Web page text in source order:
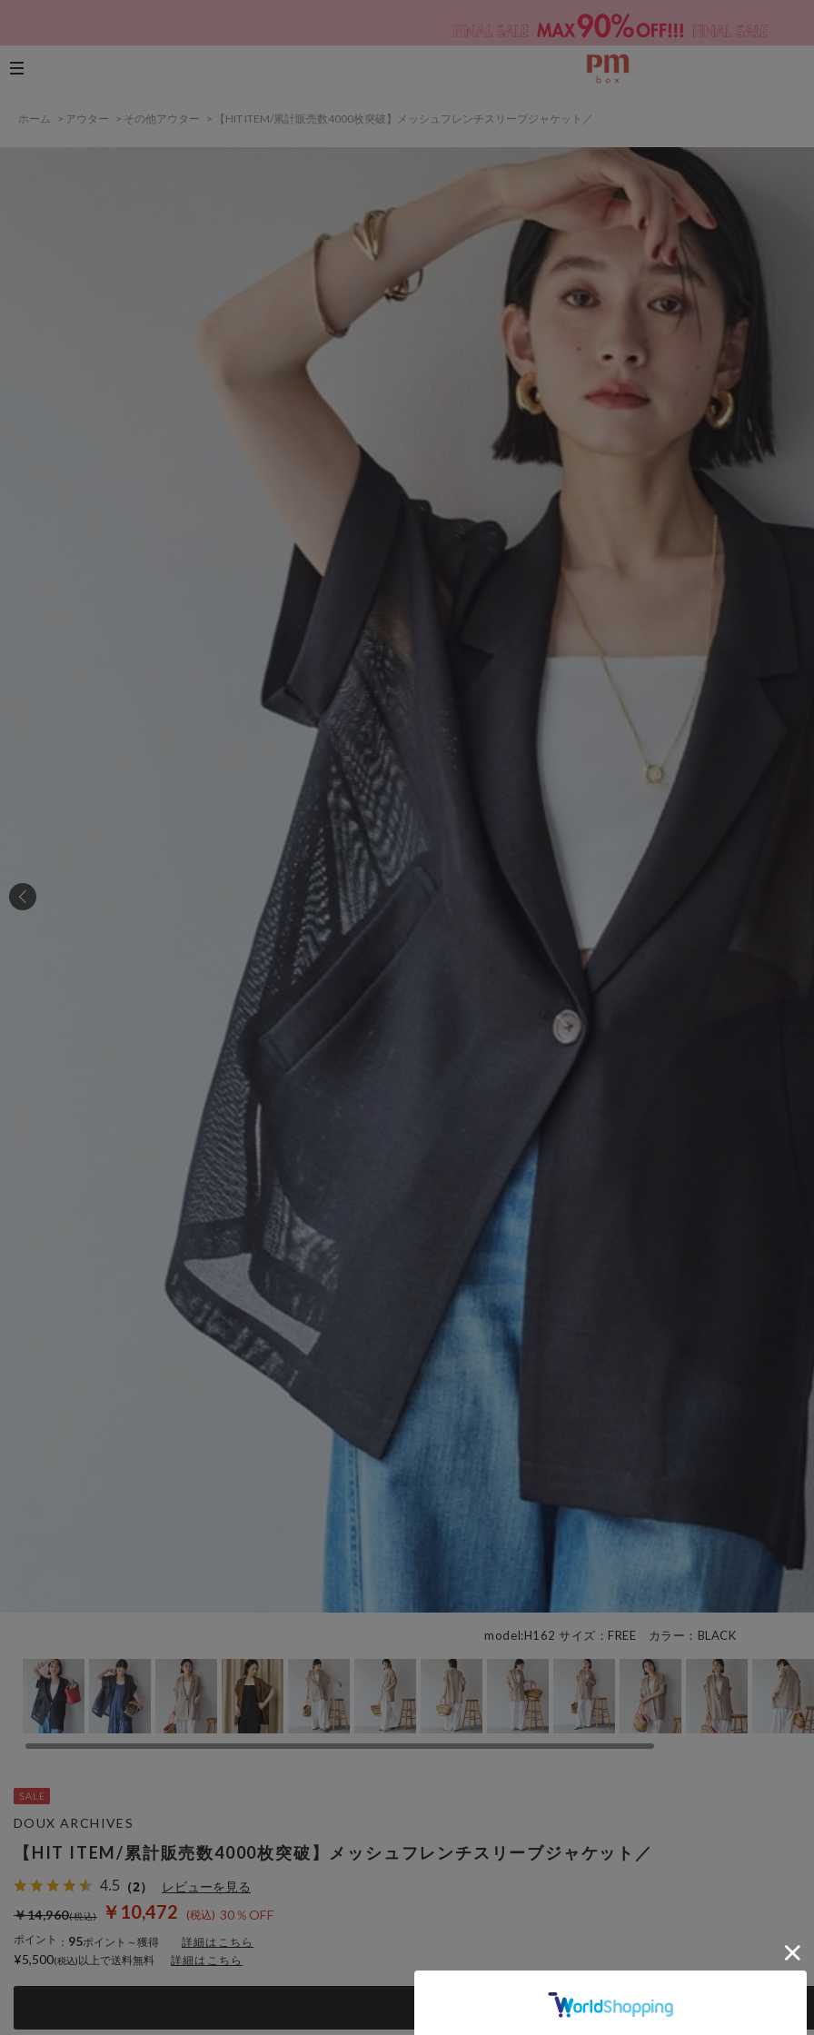
ホーム > アウター > その他アウター > 【HIT ITEM/累計販売数4000枚突破】メッシュフレンチスリーブジャケット／
model:H162 サイズ：FREE カラー：BLACK
【HIT ITEM/累計販売数4000枚突破】メッシュフレンチスリーブジャケット／
4.5 （2） レビューを見る
￥10,472 30％OFF
￥14,960
ポイント ： 95ポイント～獲得 詳細はこちら
カートに入れる
DOUX ARCHIVES
¥5,500 以上で送料無料 詳細はこちら